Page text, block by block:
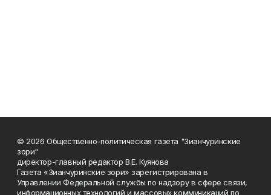
© 2026 Общественно-политическая газета "Зианчуринские
зори"
директор-главный редактор В.Е. Куянова
Газета «Зианчуринские зори» зарегистрирована в
Управлении Федеральной службы по надзору в сфере связи,
информационных технологий и массовых коммуникаций по